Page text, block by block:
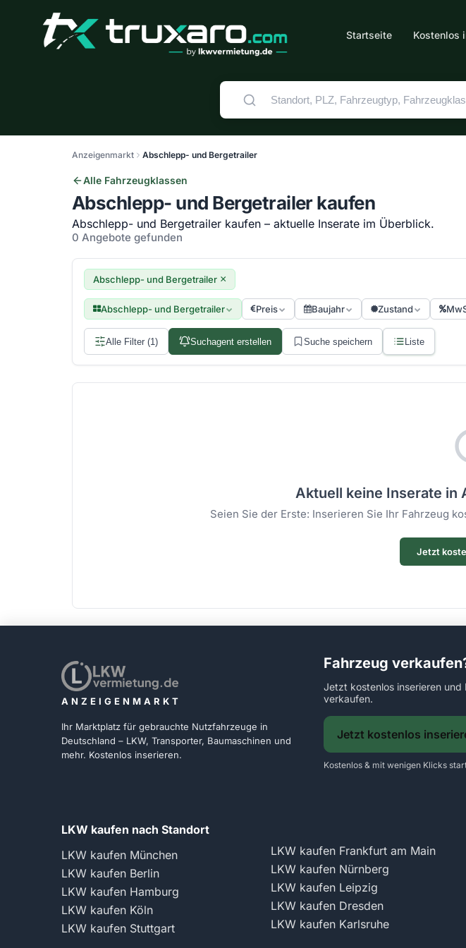
Startseite Kostenlos
Anzeigenmarkt Abschlepp- und Bergetrailer
Alle Fahrzeugklassen
Abschlepp- und Bergetrailer kaufen
Abschlepp- und Bergetrailer kaufen – aktuelle Inserate im Überblick.
0 Angebote gefunden
Abschlepp- und Bergetrailer ×
Abschlepp- und Bergetrailer Preis Baujahr Zustand
Alle Filter (1) Suchagent erstellen Suche speichern Liste
Aktuell keine Inserate in
Seien Sie der Erste: Inserieren Sie Ihr Fahrzeug
Jetzt
ANZEIGENMARKT
Ihr Marktplatz für gebrauchte Nutzfahrzeuge in
Deutschland – LKW, Transporter, Baumaschinen und
mehr. Kostenlos inserieren.
Fahrzeug
Jetzt kostenlos inserieren
verkaufen.
Jetzt kostenlos
Kostenlos & mit wenigen Klicks
LKW kaufen nach Standort
LKW kaufen München
LKW kaufen Berlin
LKW kaufen Hamburg
LKW kaufen Köln
LKW kaufen Stuttgart
LKW kaufen Frankfurt am Main
LKW kaufen Nürnberg
LKW kaufen Leipzig
LKW kaufen Dresden
LKW kaufen Karlsruhe